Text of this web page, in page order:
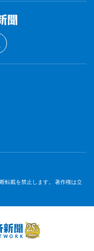
転載を禁止します。 著作権は立